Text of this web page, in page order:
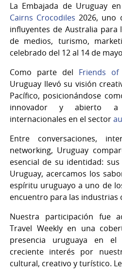
La Embajada de Uruguay
Cairns Crocodiles 2026, uno
influyentes de Australia para
de medios, turismo,
celebrado del 12 al 14 de
Como parte del Friends
Uruguay llevó su visión
Pacífico, posicionándose
innovador y abierto a
internacionales en el sector
Entre conversaciones,
networking, Uruguay
esencial de su identidad:
Uruguay, acercamos los
espíritu uruguayo a uno de
encuentro para las industrias
Nuestra participación fue
Travel Weekly en una
presencia uruguaya en el
creciente interés por
cultural, creativo y turístico.